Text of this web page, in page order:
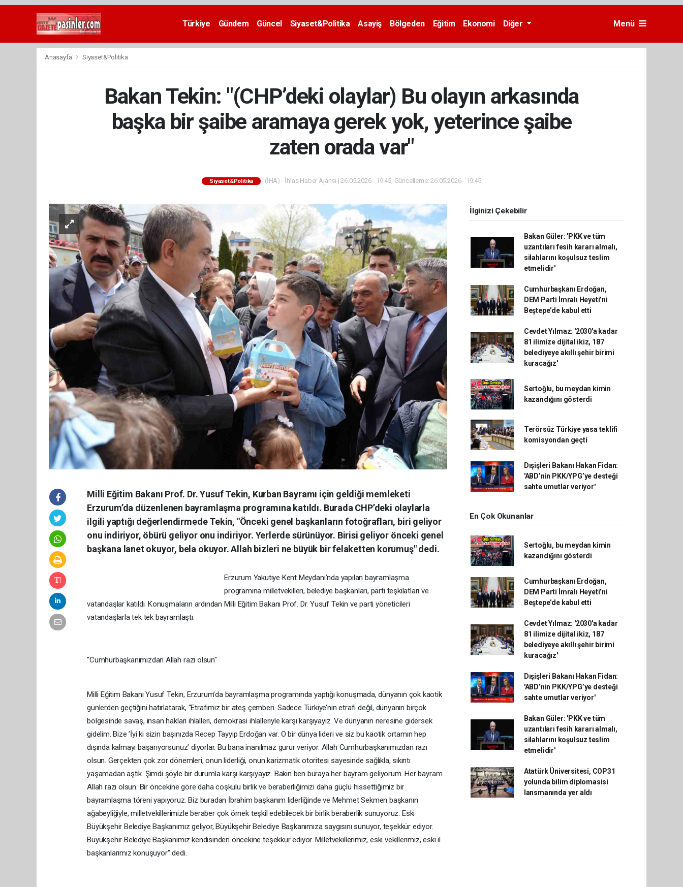
Deneme
Türkiye Gündem Güncel Siyaset&Politika Asayiş Bölgeden Eğitim Ekonomi Diğer Menü
Anasayfa Siyaset&Politika
Bakan Tekin: "(CHP’deki olaylar) Bu olayın arkasında
başka bir şaibe aramaya gerek yok, yeterince şaibe
zaten orada var"
Siyaset&Politika (İHA) - İhlas Haber Ajansı | 26.05.2026 - 19:45, Güncelleme: 26.05.2026 - 19:45
Milli Eğitim Bakanı Prof. Dr. Yusuf Tekin, Kurban Bayramı için geldiği memleketi
Erzurum’da düzenlenen bayramlaşma programına katıldı. Burada CHP’deki olaylarla
ilgili yaptığı değerlendirmede Tekin, "Önceki genel başkanların fotoğrafları, biri geliyor
onu indiriyor, öbürü geliyor onu indiriyor. Yerlerde sürünüyor. Birisi geliyor önceki genel
başkana lanet okuyor, bela okuyor. Allah bizleri ne büyük bir felaketten korumuş" dedi.
Erzurum Yakutiye Kent Meydanı’nda yapılan bayramlaşma
programına milletvekilleri, belediye başkanları, parti teşkilatları ve
vatandaşlar katıldı. Konuşmaların ardından Milli Eğitim Bakanı Prof. Dr. Yusuf Tekin ve parti yöneticileri
vatandaşlarla tek tek bayramlaştı.
"Cumhurbaşkanımızdan Allah razı olsun"
Milli Eğitim Bakanı Yusuf Tekin, Erzurum’da bayramlaşma programında yaptığı konuşmada, dünyanın çok kaotik
günlerden geçtiğini hatırlatarak, "Etrafımız bir ateş çemberi. Sadece Türkiye’nin etrafı değil, dünyanın birçok
bölgesinde savaş, insan hakları ihlalleri, demokrasi ihlalleriyle karşı karşıyayız. Ve dünyanın neresine gidersek
gidelim. Bize ’İyi ki sizin başınızda Recep Tayyip Erdoğan var. O bir dünya lideri ve siz bu kaotik ortamın hep
dışında kalmayı başarıyorsunuz’ diyorlar. Bu bana inanılmaz gurur veriyor. Allah Cumhurbaşkanımızdan razı
olsun. Gerçekten çok zor dönemleri, onun liderliği, onun karizmatik otoritesi sayesinde sağlıkla, sıkıntı
yaşamadan aştık. Şimdi şöyle bir durumla karşı karşıyayız. Bakın ben buraya her bayram geliyorum. Her bayram
Allah razı olsun. Bir öncekine göre daha coşkulu birlik ve beraberliğimizi daha güçlü hissettiğimiz bir
bayramlaşma töreni yapıyoruz. Biz buradan İbrahim başkanım liderliğinde ve Mehmet Sekmen başkanın
ağabeyliğiyle, milletvekillerimizle beraber çok örnek teşkil edebilecek bir birlik beraberlik sunuyoruz. Eski
Büyükşehir Belediye Başkanımız geliyor, Büyükşehir Belediye Başkanımıza saygısını sunuyor, teşekkür ediyor.
Büyükşehir Belediye Başkanımız kendisinden öncekine teşekkür ediyor. Milletvekillerimiz, eski vekillerimiz, eski il
başkanlarımız konuşuyor" dedi.
İlginizi Çekebilir
Bakan Güler: 'PKK ve tüm
uzantıları fesih kararı almalı,
silahlarını koşulsuz teslim
etmelidir'
Cumhurbaşkanı Erdoğan,
DEM Parti İmralı Heyeti’ni
Beştepe’de kabul etti
Cevdet Yılmaz: '2030'a kadar
81 ilimize dijital ikiz, 187
belediyeye akıllı şehir birimi
kuracağız'
Sertoğlu, bu meydan kimin
kazandığını gösterdi
Terörsüz Türkiye yasa teklifi
komisyondan geçti
Dışişleri Bakanı Hakan Fidan:
'ABD’nin PKK/YPG’ye desteği
sahte umutlar veriyor'
En Çok Okunanlar
Sertoğlu, bu meydan kimin
kazandığını gösterdi
Cumhurbaşkanı Erdoğan,
DEM Parti İmralı Heyeti’ni
Beştepe’de kabul etti
Cevdet Yılmaz: '2030'a kadar
81 ilimize dijital ikiz, 187
belediyeye akıllı şehir birimi
kuracağız'
Dışişleri Bakanı Hakan Fidan:
'ABD’nin PKK/YPG’ye desteği
sahte umutlar veriyor'
Bakan Güler: 'PKK ve tüm
uzantıları fesih kararı almalı,
silahlarını koşulsuz teslim
etmelidir'
Atatürk Üniversitesi, COP31
yolunda bilim diplomasisi
lansmanında yer aldı